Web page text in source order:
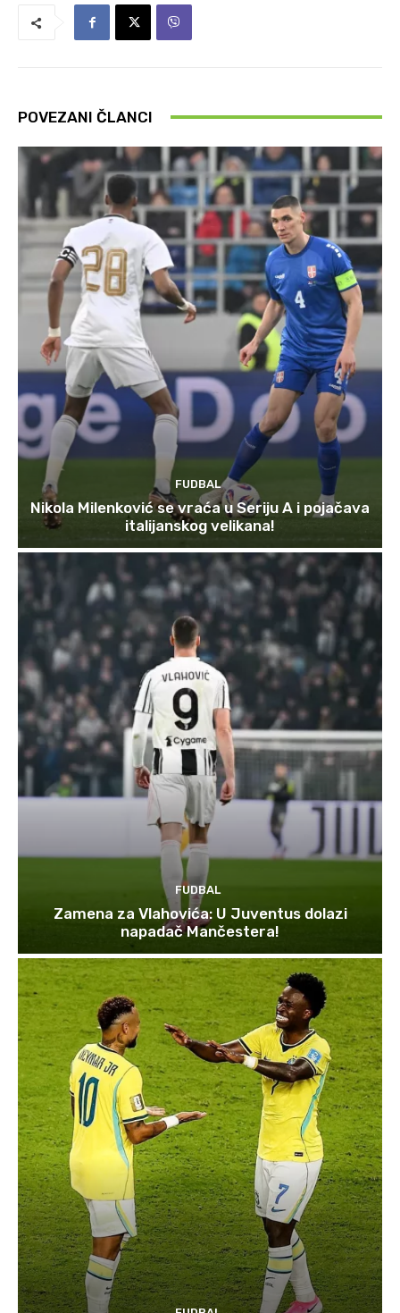
POVEZANI ČLANCI
FUDBAL
Nikola Milenković se vraća u Seriju A i pojačava
italijanskog velikana!
FUDBAL
Zamena za Vlahovića: U Juventus dolazi
napadač Mančestera!